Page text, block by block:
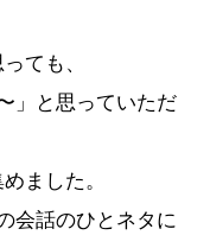
ても、
」と思っていただ
ました。
会話のひとネタに